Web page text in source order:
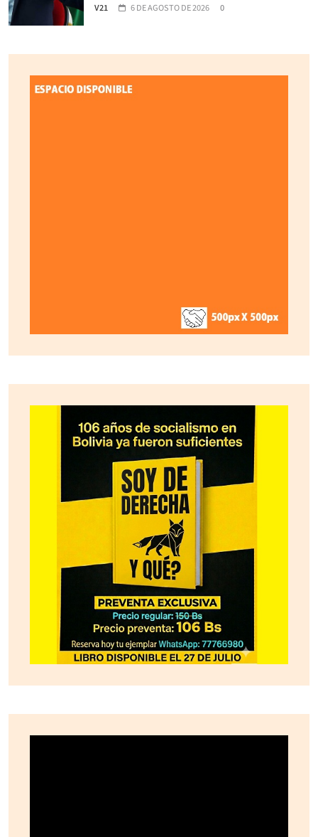
V21 6 DE AGOSTO DE 2026 0